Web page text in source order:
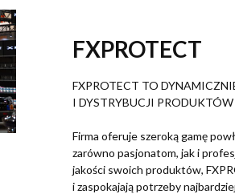
FXPROTECT
FXPROTECT TO
I DYSTRYBUCJI
Firma oferuje szeroką gamę
zarówno pasjonatom, jak i
jakości swoich produktów,
i zaspokajają potrzeby